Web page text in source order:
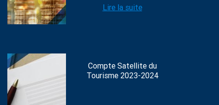
Lire la suite
Compte Satellite du
Tourisme 2023-2024